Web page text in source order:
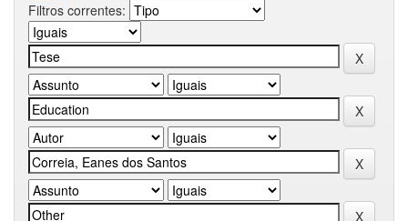
Filtros correntes: